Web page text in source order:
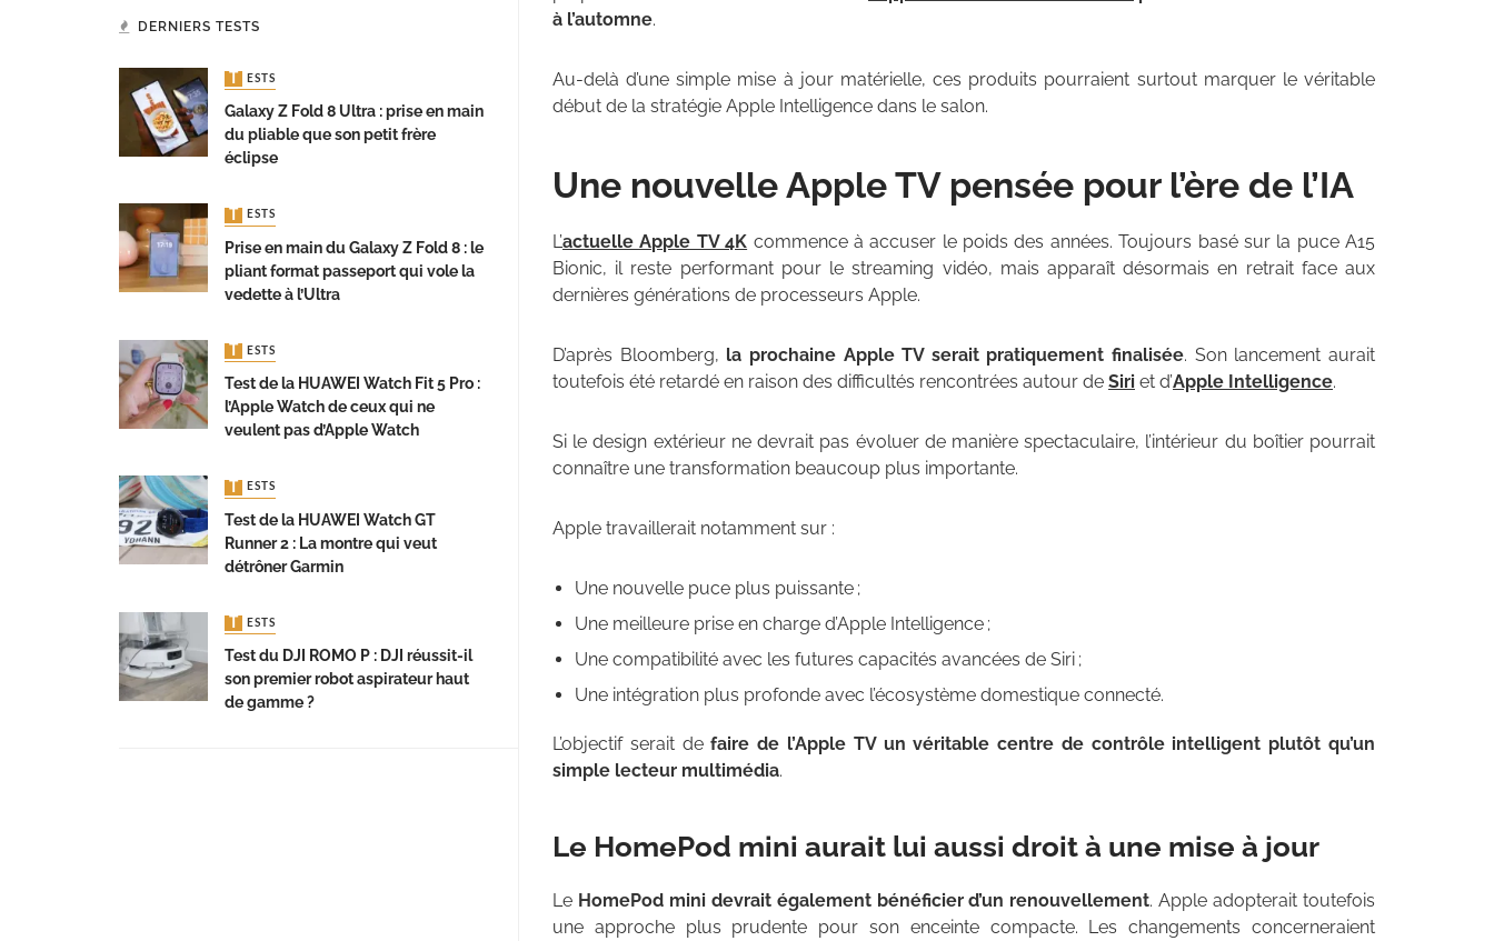
à l’automne.
Au-delà d’une simple mise à jour matérielle, ces produits pourraient surtout marquer le véritable
début de la stratégie Apple Intelligence dans le salon.
Une nouvelle Apple TV pensée pour l’ère de l’IA
L’actuelle Apple TV 4K commence à accuser le poids des années. Toujours basé sur la puce A15
Bionic, il reste performant pour le streaming vidéo, mais apparaît désormais en retrait face aux
dernières générations de processeurs Apple.
D’après Bloomberg, la prochaine Apple TV serait pratiquement finalisée. Son lancement aurait
toutefois été retardé en raison des difficultés rencontrées autour de Siri et d’Apple Intelligence.
Si le design extérieur ne devrait pas évoluer de manière spectaculaire, l’intérieur du boîtier pourrait
connaître une transformation beaucoup plus importante.
Apple travaillerait notamment sur :
Une nouvelle puce plus puissante ;
Une meilleure prise en charge d’Apple Intelligence ;
Une compatibilité avec les futures capacités avancées de Siri ;
Une intégration plus profonde avec l’écosystème domestique connecté.
L’objectif serait defaire de l’Apple TV un véritable centre de contrôle intelligent plutôt qu’un
simple lecteur multimédia.
Le HomePod mini aurait lui aussi droit à une mise à jour
Le HomePod mini devrait également bénéficier d’un renouvellement. Apple adopterait toutefois
une approche plus prudente pour son enceinte compacte. Les changements concerneraient
DERNIERS TESTS
TESTS
Galaxy Z Fold 8 Ultra : prise en main
du pliable que son petit frère
éclipse
TESTS
Prise en main du Galaxy Z Fold 8 : le
pliant format passeport qui vole la
vedette à l’Ultra
TESTS
Test de la HUAWEI Watch Fit 5 Pro :
l’Apple Watch de ceux qui ne
veulent pas d’Apple Watch
TESTS
Test de la HUAWEI Watch GT
Runner 2 : La montre qui veut
détrôner Garmin
TESTS
Test du DJI ROMO P : DJI réussit-il
son premier robot aspirateur haut
de gamme ?